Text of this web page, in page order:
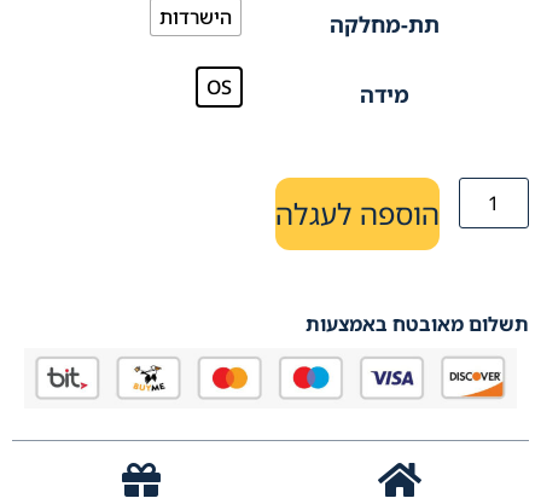
תת-מחלקה הישרדות
מידה OS
הוספה לעגלה
תשלום מאובטח באמצעות